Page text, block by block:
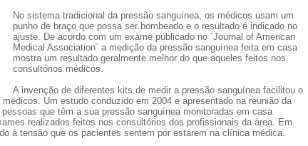
No sistema tradicional da pressão sanguínea, os médicos usam um
punho de braço que possa ser bombeado e o resultado é indicado no
ajuste. De acordo com um exame publicado no `Journal of American
Medical Association` a medição da pressão sanguínea feita em casa
mostra um resultado geralmente melhor do que aqueles feitos nos
consultórios médicos.
A invenção de diferentes kits de medir a pressão sanguínea facilitou o
Um estudo conduzido em 2004 e apresentado na reunião da
que têm a sua pressão sanguínea monitoradas em casa
realizados feitos nos consultórios dos profissionais da área. Em
à tensão que os pacientes sentem por estarem na clínica médica.